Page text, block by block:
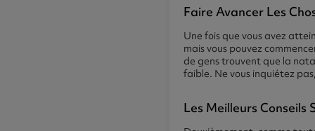
Faire Avancer Les
Une fois que vous avez
mais vous pouvez
de gens trouvent que la
faible. Ne vous inquiétez
Les Meilleurs Conseils